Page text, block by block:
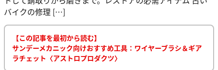
バイクの修理 […]
【この記事を最初から読む】
サンデーメカニック向けおすすめ工具：ワイヤーブラシ＆ギア
ラチェット〈アストロプロダクツ〉